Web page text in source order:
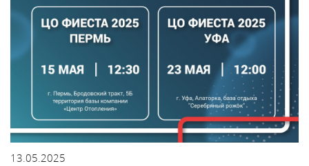
Каталог
13.05.2025